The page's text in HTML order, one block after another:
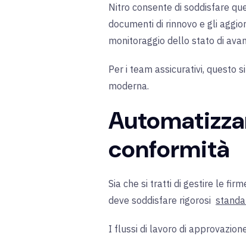
Nitro consente di soddisfare
documenti di rinnovo e gli
monitoraggio dello stato di
Per i team assicurativi, questo
moderna.
conformità
Sia che si tratti di gestire le
deve soddisfare rigorosi
I flussi di lavoro di